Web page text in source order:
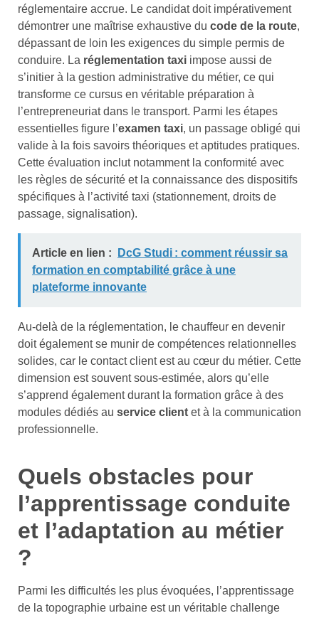
réglementaire accrue. Le candidat doit impérativement
démontrer une maîtrise exhaustive du code de la route,
dépassant de loin les exigences du simple permis de
conduire. La réglementation taxi impose aussi de
s’initier à la gestion administrative du métier, ce qui
transforme ce cursus en véritable préparation à
l’entrepreneuriat dans le transport. Parmi les étapes
essentielles figure l’examen taxi, un passage obligé qui
valide à la fois savoirs théoriques et aptitudes pratiques.
Cette évaluation inclut notamment la conformité avec
les règles de sécurité et la connaissance des dispositifs
spécifiques à l’activité taxi (stationnement, droits de
passage, signalisation).
Article en lien :
DcG Studi : comment réussir sa
formation en comptabilité grâce à une
plateforme innovante
Au-delà de la réglementation, le chauffeur en devenir
doit également se munir de compétences relationnelles
solides, car le contact client est au cœur du métier. Cette
dimension est souvent sous-estimée, alors qu’elle
s’apprend également durant la formation grâce à des
modules dédiés au service client et à la communication
professionnelle.
Quels obstacles pour
l’apprentissage conduite
et l’adaptation au métier
?
Parmi les difficultés les plus évoquées, l’apprentissage
de la topographie urbaine est un véritable challenge